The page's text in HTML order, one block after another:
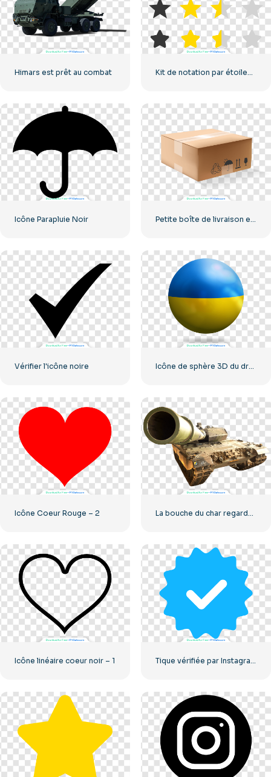
Himars est prêt au combat
Icône Parapluie Noir
Vérifier l'icône noire Icône de sphère 3D du drapeau de l'Ukraine
Icône Coeur Rouge – 2 La bouche du char regarde la caméra
Icône linéaire coeur noir – 1